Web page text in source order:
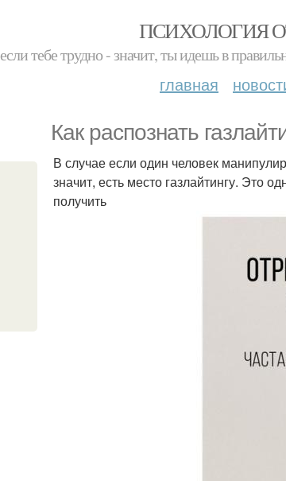
ПСИХОЛОГИЯ
если тебе трудно - значит, ты идешь в
главная
Как распознать
В случае если один человек
значит, есть место газлайтингу. Это
получить